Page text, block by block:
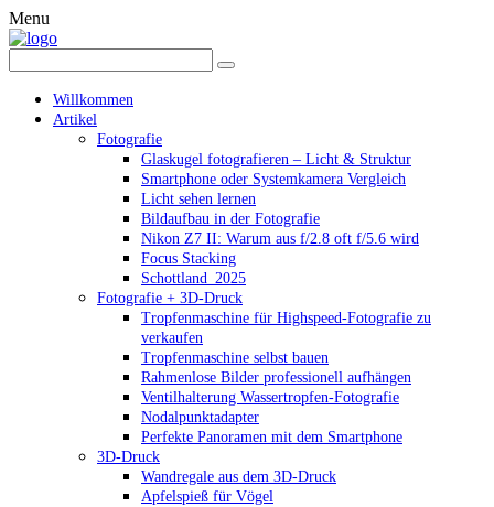
Menu
Willkommen
Artikel
Fotografie
Glaskugel fotografieren – Licht & Struktur
Smartphone oder Systemkamera Vergleich
Licht sehen lernen
Bildaufbau in der Fotografie
Nikon Z7 II: Warum aus f/2.8 oft f/5.6 wird
Focus Stacking
Schottland_2025
Fotografie + 3D-Druck
Tropfenmaschine für Highspeed-Fotografie zu
verkaufen
Tropfenmaschine selbst bauen
Rahmenlose Bilder professionell aufhängen
Ventilhalterung Wassertropfen-Fotografie
Nodalpunktadapter
Perfekte Panoramen mit dem Smartphone
3D-Druck
Wandregale aus dem 3D-Druck
Apfelspieß für Vögel